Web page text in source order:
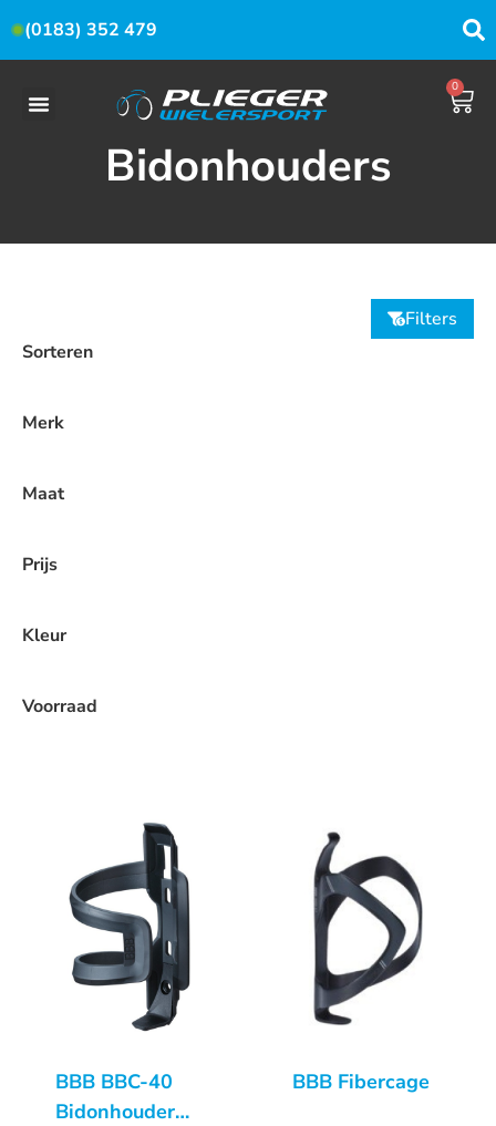
(0183) 352 479
0
Bidonhouders
Filters
Sorteren
Merk
Maat
Prijs
Kleur
Voorraad
BBB BBC-40
Bidonhouder
BBB Fibercage